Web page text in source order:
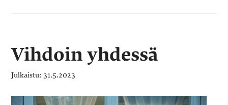
Vihdoin yhdessä
31.5.2023